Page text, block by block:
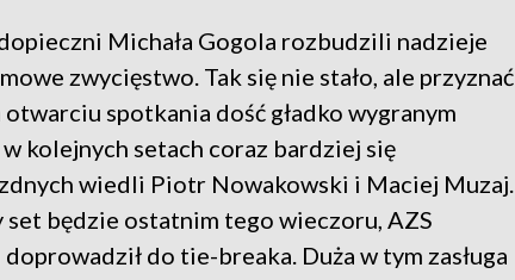
Michała Gogola rozbudzili nadzieje
zwycięstwo. Tak się nie stało, ale przyznać
spotkania dość gładko wygranym
kolejnych setach coraz bardziej się
wiedli Piotr Nowakowski i Maciej Muzaj.
set będzie ostatnim tego wieczoru, AZS
do tie-breaka. Duża w tym zasługa